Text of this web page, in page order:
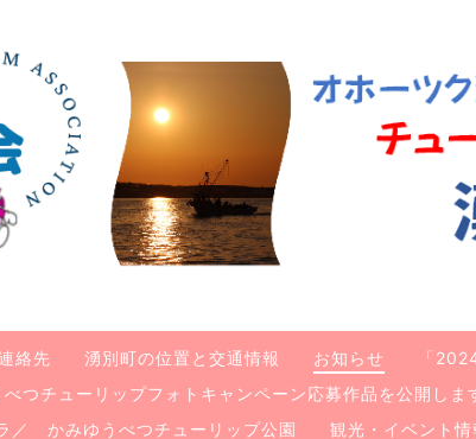
絡先 湧別町の位置と交通情報 お知らせ
「
つチューリップフォトキャンペーン応募作品を公開しま
／ かみゆうべつチューリップ公園
観光・イベント情